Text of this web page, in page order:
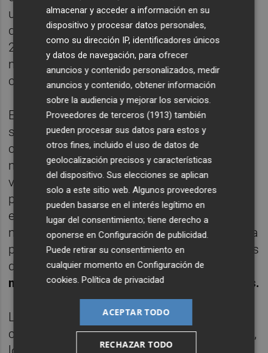
unos crecimientos orgánicos de alrededor
del 6,5% anual en la facturación hasta el año
2020, así como un margen operativo
mejorado hasta el 21% y un rendimiento del
capital invertido superior al 16%.
En esta línea, las ventas anuales pasarán a
ser de 1.300 millones de euros, teniendo en
cuenta que Fluidra registró en los doce
meses previos a junio de 2017 un valor en
ventas de 769 millones de euros. Por su
parte, Zodiac sumaría 501 millones de
euros. Además, Fluidra logró alcanzar ese
mismo mes todos los objetivos que se había
propuesto en su plan estratégico para finales
de 2019,adelantándose, así, hasta 18
meses en la consecución de esos objetivos.
La actual deuda financiera neta de la
compañía se sitúa en 192 millones de euros,
almacenar y acceder a información en su
dispositivo y procesar datos personales,
como su dirección IP, identificadores únicos
y datos de navegación, para ofrecer
anuncios y contenido personalizados, medir
anuncios y contenido, obtener información
sobre la audiencia y mejorar los servicios.
Proveedores de terceros (1913) también
pueden procesar sus datos para estos y
otros fines, incluido el uso de datos de
geolocalización precisos y características
del dispositivo. Sus elecciones se aplican
solo a este sitio web. Algunos proveedores
pueden basarse en el interés legítimo en
lugar del consentimiento; tiene derecho a
oponerse enConfiguración de publicidad.
Puede retirar su consentimiento en
cualquier momento enConfiguración de
cookies.Política de privacidad
ACEPTAR TODO
RECHAZAR TODO